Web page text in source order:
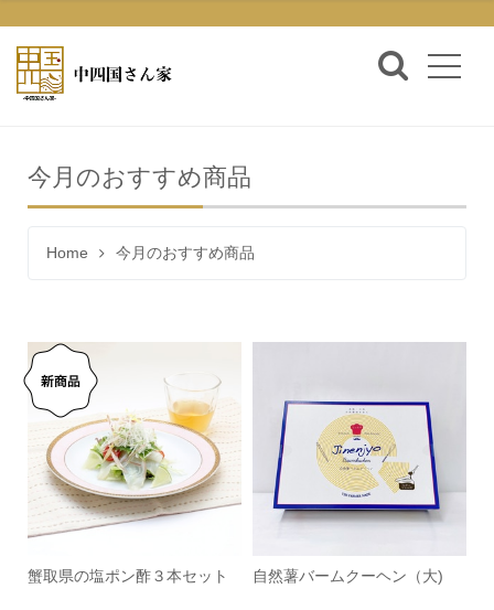
今月のおすすめ商品
Home 今月のおすすめ商品
蟹取県の塩ポン酢３本セット 自然薯バームクーヘン（大)